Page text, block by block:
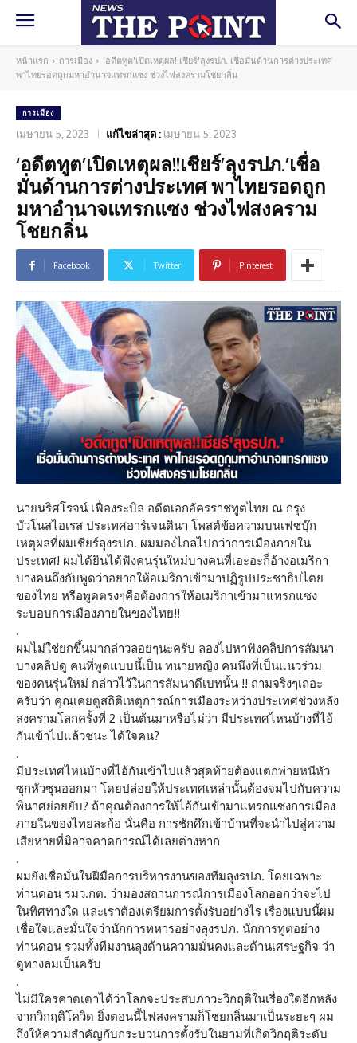
หน้าแรก การเมือง
'อดีตทูต'เปิดเหตุผล!!เชียร์'ลุงรปภ.'เชื่อมั่นด้านการต่างประเทศ
พาไทยรอดถูกมหาอำนาจแทรกแซง ช่วงไฟสงครามโชยกลิ่น
การเมือง
เมษายน 5, 2023 แก้ไขล่าสุด : เมษายน 5, 2023
‘อดีตทูต’เปิดเหตุผล!!เชียร์’ลุงรปภ.’เชื่อ
มั่นด้านการต่างประเทศ พาไทยรอดถูก
มหาอำนาจแทรกแซง ช่วงไฟสงคราม
โชยกลิ่น
Facebook Twitter Pinterest
นายนริศโรจน์ เฟื่องระบิล อดีตเอกอัครราชทูตไทย ณ กรุง
บัวโนสไอเรส ประเทศอาร์เจนตินา โพสต์ข้อความบนเฟซบุ๊ก
เหตุผลที่ผมเชียร์ลุงรปภ. ผมมองไกลไปกว่าการเมืองภายใน
ประเทศ! ผมได้ยินได้ฟังคนรุ่นใหม่บางคนที่เอะอะก็อ้างอเมริกา
บางคนถึงกับพูดว่าอยากให้อเมริกาเข้ามาปฏิรูปประชาธิปไตย
ของไทย หรือพูดตรงๆคือต้องการให้อเมริกาเข้ามาแทรกแซง
ระบอบการเมืองภายในของไทย!!
.
ผมไม่ใช่ยกขึ้นมากล่าวลอยๆนะครับ ลองไปหาฟังคลิปการสัมนา
บางคลิปดู คนที่พูดแบบนี้เป็น ทนายหญิง คนนึงที่เป็นแนวร่วม
ของคนรุ่นใหม่ กล่าวไว้ในการสัมนาดีเบทนั้น !! ถามจริงๆเถอะ
ครับว่า คุณเคยดูสถิติเหตุการณ์การเมืองระหว่างประเทศช่วงหลัง
สงครามโลกครั้งที่ 2 เป็นต้นมาหรือไม่ว่า มีประเทศไหนบ้างที่ไอ้
กันเข้าไปแล้วชนะ ได้ใจคน?
.
มีประเทศไหนบ้างที่ไอ้กันเข้าไปแล้วสุดท้ายต้องแตกพ่ายหนีหัว
ซุกหัวซุนออกมา โดยปล่อยให้ประเทศเหล่านั้นต้องจมไปกับความ
พินาศย่อยยับ? ถ้าคุณต้องการให้ไอ้กันเข้ามาแทรกแซงการเมือง
ภายในของไทยละก้อ นั่นคือ การชักศึกเข้าบ้านที่จะนำไปสู่ความ
เสียหายที่มิอาจคาดการณ์ได้เลยต่างหาก
.
ผมยังเชื่อมั่นในฝีมือการบริหารงานของทีมลุงรปภ. โดยเฉพาะ
ท่านดอน รมว.กต. ว่ามองสถานการณ์การเมืองโลกออกว่าจะไป
ในทิศทางใด และเราต้องเตรียมการตั้งรับอย่างไร เรื่องแบบนี้ผม
เชื่อใจและมั่นใจว่านักการทหารอย่างลุงรปภ. นักการทูตอย่าง
ท่านดอน รวมทั้งทีมงานลุงด้านความมั่นคงและด้านเศรษฐกิจ ว่า
ดูทางลมเป็นครับ
.
ไม่มีใครคาดเดาได้ว่าโลกจะประสบภาวะวิกฤติในเรื่องใดอีกหลัง
จากวิกฤติโควิด ยิ่งตอนนี้ไฟสงครามก็โชยกลิ่นมาเป็นระยะๆ ผม
ถึงให้ความสำคัญกับกระบวนการตั้งรับในยามที่เกิดวิกฤติระดับ